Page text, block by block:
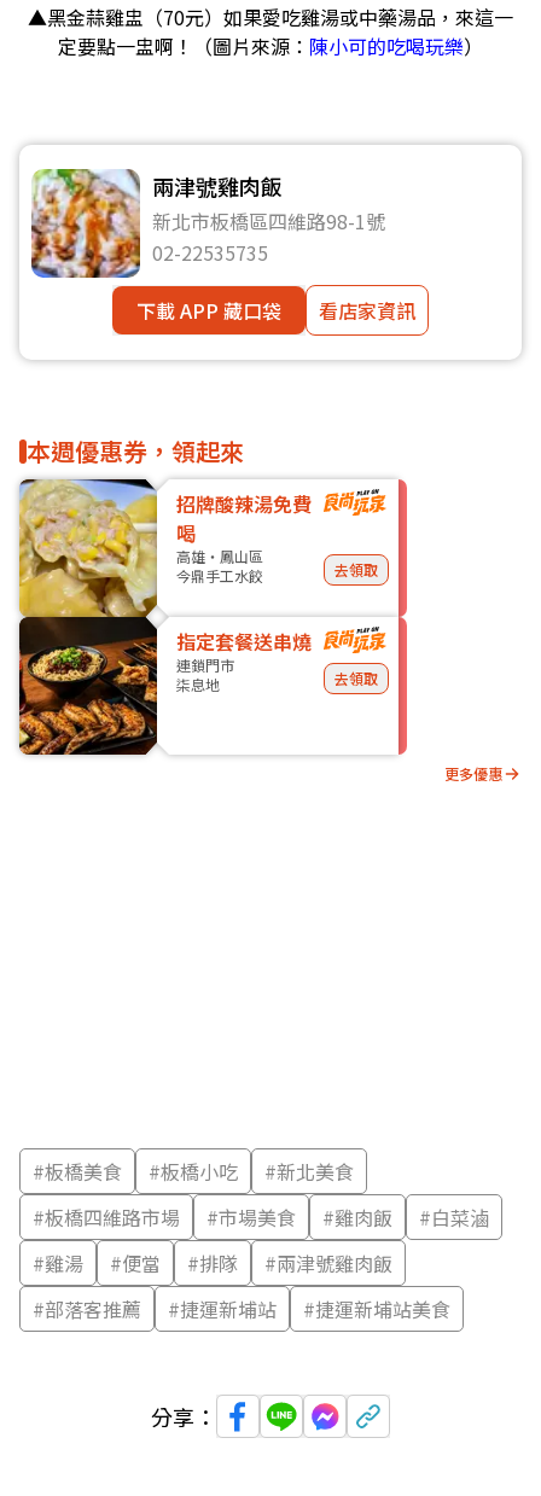
▲黑金蒜雞盅（70元）如果愛吃雞湯或中藥湯品，來這一
定要點一盅啊！（圖片來源： 陳小可的吃喝玩樂）
兩津號雞肉飯
新北市板橋區四維路98-1號
02-22535735
下載 APP 藏口袋
看店家資訊
本週優惠券，領起來
招牌酸辣湯免費
喝
高雄・鳳山區
今鼎手工水餃
去領取
指定套餐送串燒
連鎖門市
柒息地
去領取
更多優惠
#板橋美食 #板橋小吃 #新北美食
#板橋四維路市場 #市場美食 #雞肉飯 #白菜滷
#雞湯 #便當 #排隊 #兩津號雞肉飯
#部落客推薦 #捷運新埔站 #捷運新埔站美食
分享：